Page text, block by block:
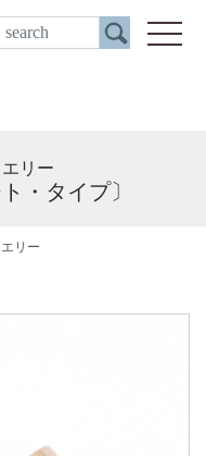
来店予約
リー
・タイプ〕
リー